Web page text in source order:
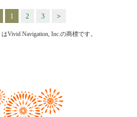
1 2 3 >
Vivid Navigation, Inc.の商標です。